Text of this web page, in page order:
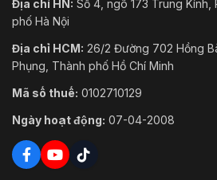
Địa chỉ HN: Số 4, ngõ 173 Trung Kính,
phố Hà Nội
Địa chỉ HCM: 26/2 Đường 702 Hồng
Phụng, Thành phố Hồ Chí Minh
Mã số thuế: 0102710129
Ngày hoạt động: 07-04-2008